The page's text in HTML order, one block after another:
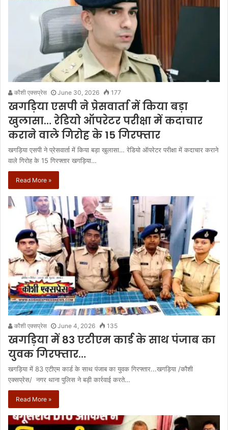
कौशी एक्सप्रेस June 30, 2026 177
खगड़िया एसपी ने प्रेसवार्ता में किया बड़ा
खुलासा… रेडियो ऑपरेटर परीक्षा में कदाचार
कराने वाले गिरोह के 15 गिरफ्तार
खगड़िया एसपी ने प्रेसवार्ता में किया बड़ा खुलासा… रेडियो ऑपरेटर परीक्षा में कदाचार कराने
वाले गिरोह के 15 गिरफ्तार खगड़िया…
Read More »
कौशी एक्सप्रेस June 4, 2026 135
खगड़िया में 83 एटीएम कार्ड के साथ पंजाब का
युवक गिरफ्तार…
खगड़िया में 83 एटीएम कार्ड के साथ पंजाब का युवक गिरफ्तार...खगड़िया /कौशी
एक्सप्रेस/ नगर थाना पुलिस ने बड़ी कार्रवाई करते…
Read More »